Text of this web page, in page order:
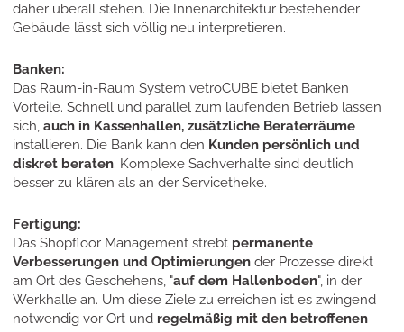
daher überall stehen. Die Innenarchitektur bestehender
Gebäude lässt sich völlig neu interpretieren.
Banken:
Das Raum-in-Raum System vetroCUBE bietet Banken
Vorteile. Schnell und parallel zum laufenden Betrieb lassen
sich,auch in Kassenhallen, zusätzliche Beraterräume
installieren. Die Bank kann den Kunden persönlich und
diskret beraten. Komplexe Sachverhalte sind deutlich
besser zu klären als an der Servicetheke.
Fertigung:
Das Shopfloor Management strebt permanente
Verbesserungen und Optimierungen der Prozesse direkt
am Ort des Geschehens, "auf dem Hallenboden", in der
Werkhalle an. Um diese Ziele zu erreichen ist es zwingend
notwendig vor Ort und regelmäßig mit den betroffenen